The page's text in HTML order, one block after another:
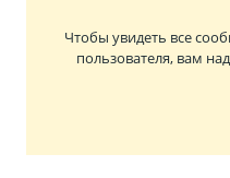
Чтобы увидеть все
пользователя, вам